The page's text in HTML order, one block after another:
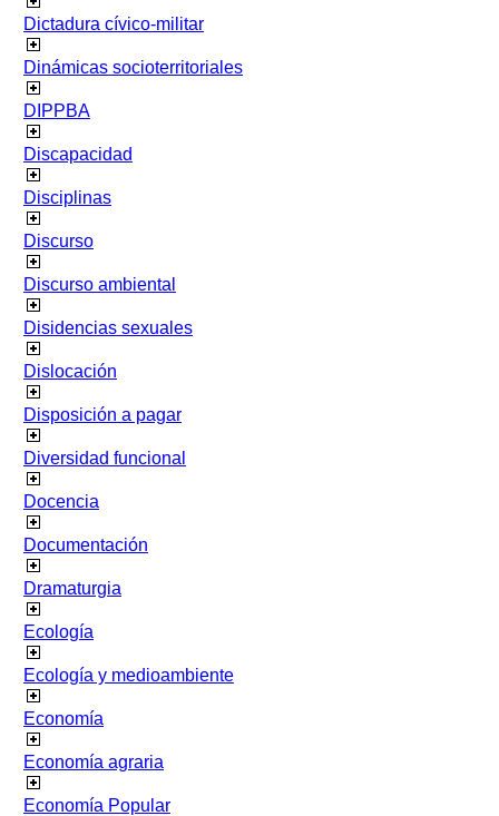
Dictadura cívico-militar
Dinámicas socioterritoriales
DIPPBA
Discapacidad
Disciplinas
Discurso
Discurso ambiental
Disidencias sexuales
Dislocación
Disposición a pagar
Diversidad funcional
Docencia
Documentación
Dramaturgia
Ecología
Ecología y medioambiente
Economía
Economía agraria
Economía Popular